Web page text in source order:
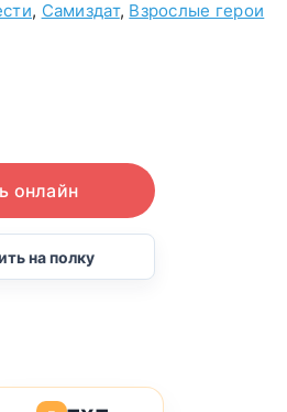
, Самиздат, Взрослые герои
онлайн
на полку